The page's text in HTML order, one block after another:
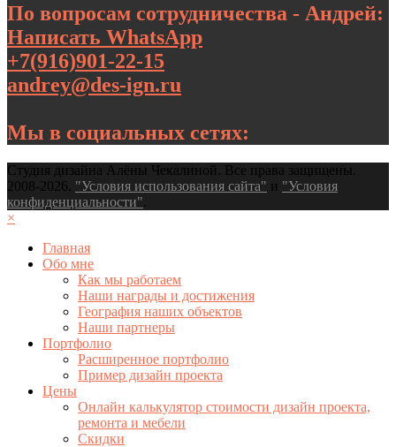
По вопросам сотрудничества - Андрей:
Написать WhatsApp
+7(916)901-22-15
andrey@des-ign.ru
Мы в социальных сетях:
Студия дизайна Алёны Чекалиной. Все права защищены.
2008-2026. "Условия использования сайта" и "Условия
конфиденциальности"
×
Главная
Обо мне
Как мы работаем
Наши награды и достижения
География наших объектов
Наши партнеры
Портфолио
Расширенное портфолио
Пример дизайн проекта
Цены
Онлайн калькулятор стоимости дизайн проекта,
ремонта и мебели
Скидки